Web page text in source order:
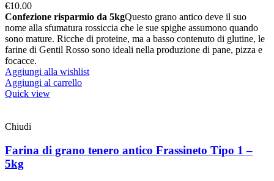
€10.00
Confezione risparmio da 5kgQuesto grano antico deve il suo
nome alla sfumatura rossiccia che le sue spighe assumono quando
sono mature. Ricche di proteine, ma a basso contenuto di glutine, le
farine di Gentil Rosso sono ideali nella produzione di pane, pizza e
focacce.
Aggiungi alla wishlist
Aggiungi al carrello
Quick view
Chiudi
Farina di grano tenero antico Frassineto Tipo 1 –
5kg